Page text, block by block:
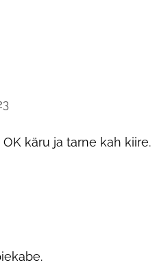
käru ja tarne kah kiire.